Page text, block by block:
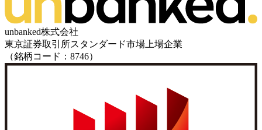
unbanked株式会社
東京証券取引所スタンダード市場上場企業
（銘柄コード：8746）